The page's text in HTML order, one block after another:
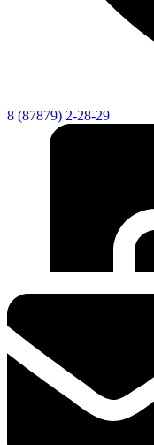
8 (87879) 2-28-29